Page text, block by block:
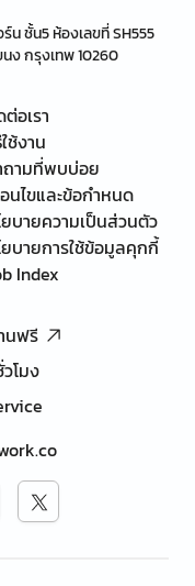
น ชั้น5 ห้องเลขที่ SH555
ง กรุงเทพ 10260
อเรา
ช้งาน
ถามที่พบบ่อย
นไขและข้อกำหนด
ยบายความเป็นส่วนตัว
ยบายการใช้ข้อมูลคุกกี้
Index
นฟรี
โมง